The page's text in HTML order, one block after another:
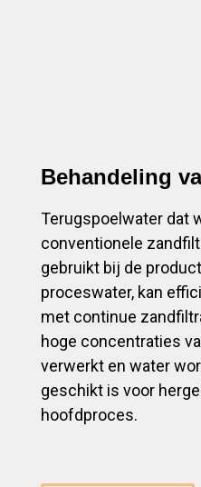
Behandeling
Terugspoelwater dat
conventionele
gebruikt bij de
proceswater, kan
met continue
hoge concentraties
verwerkt en water
geschikt is voor
hoofdproces.